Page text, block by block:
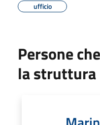
ufficio
Persone
la struttura